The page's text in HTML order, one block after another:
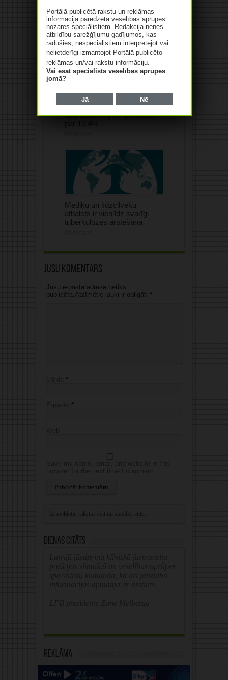
“Saules aptiekas”
apgrozījums pērn pieaudzis
Mediķu un līdzcilvēku
atbalsts ir vienlīdz svarīgi
tuberkulozes ārstēšanā
Jūsu komentārs
Jūsu e-pasta adrese netiks
publicēta.Atzīmētie lauki ir obligāti *
*
*
Dienas citāts
Reklāma
Portālā publicētā rakstu un reklāmas
informācija paredzēta veselības aprūpes
nozares speciālistiem. Redakcija nenes
atbildību sarežģījumu gadījumos, kas
radušies, nespeciālistiem interpretējot vai
nelietderīgi izmantojot Portālā publicēto
reklāmas un/vai rakstu informāciju.
Vai esat speciālists veselības aprūpes
jomā?
Jā Nē